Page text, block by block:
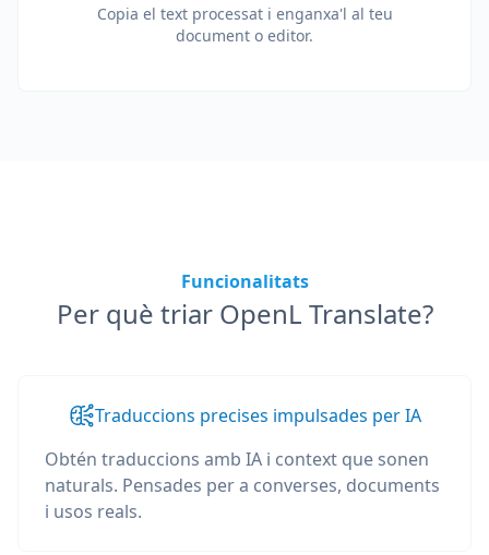
Copia el text processat i enganxa'l al teu
document o editor.
Funcionalitats
Per què triar OpenL Translate?
Traduccions precises impulsades per IA
Obtén traduccions amb IA i context que sonen
naturals. Pensades per a converses, documents
i usos reals.